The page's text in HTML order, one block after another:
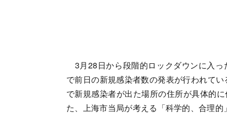
3月28日から段階的ロックダウンに入っ
で前日の新規感染者数の発表が行われて
で新規感染者が出た場所の住所が具体的
た、上海市当局が考える「科学的、合理的